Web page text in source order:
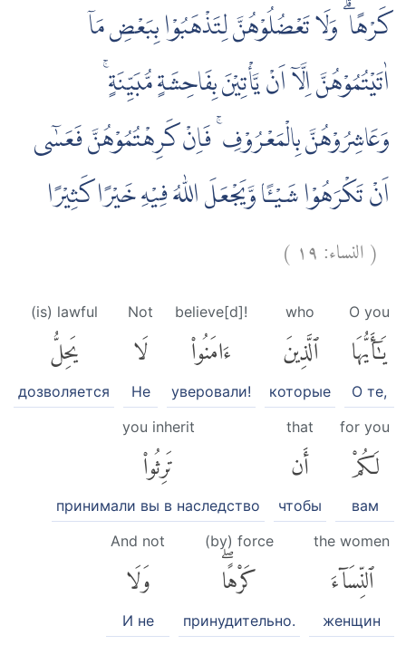
كَرْهًا ۗ وَلَا تَعْضُلُوْهُنَّ لِتَذْهَبُوْا بِبَعْضِ مَآ
اٰتَيْتُمُوْهُنَّ اِلَّآ اَنْ يَّأْتِيْنَ بِفَاحِشَةٍ مُّبَيِّنَةٍ ۚ
وَعَاشِرُوْهُنَّ بِالْمَعْرُوْفِ ۚ فَاِنْ كَرِهْتُمُوْهُنَّ فَعَسٰٓى
اَنْ تَكْرَهُوْا شَيْـًٔا وَّيَجْعَلَ اللّٰهُ فِيْهِ خَيْرًا كَثِيْرًا
(النساء:١٩ )
O you
يَٰٓأَيُّهَا
О те,
who
ٱلَّذِينَ
которые
believe[d]!
ءَامَنُوا۟
уверовали!
Not
لَا
Не
(is) lawful
يَحِلُّ
дозволяется
for you
لَكُمْ
вам
that
أَن
чтобы
you inherit
تَرِثُوا۟
принимали вы в наследство
the women
ٱلنِّسَآءَ
женщин
(by) force
كَرْهًاۖ
принудительно.
And not
وَلَا
И не